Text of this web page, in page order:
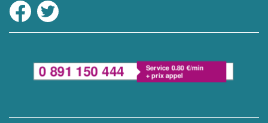
Facebook
Twitter